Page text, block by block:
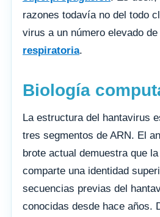
razones todavía no del todo
virus a un número elevado
respiratoria.
Biología
La estructura del hantavirus
tres segmentos de ARN. El
brote actual demuestra que
comparte una identidad
secuencias previas del
conocidas desde hace años.